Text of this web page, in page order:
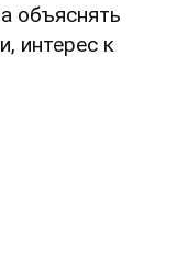
объяснять
интерес к